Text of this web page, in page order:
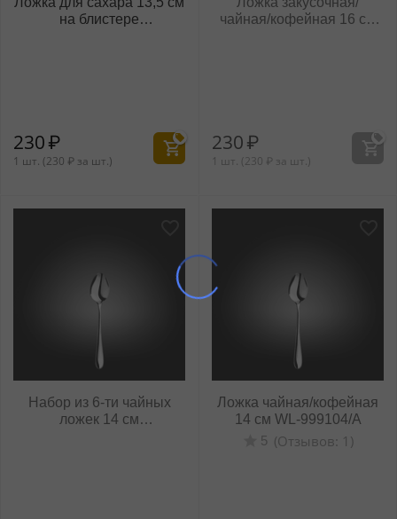
на блистере
230₽
1 шт. (230 ₽ за шт.)
чайная/кофейная 16 см
230₽
1 шт. (230 ₽ за шт.)
Набор из 6-ти чайных
ложек 14 см
Ложка чайная/кофейная
14 см WL‑999104/A
(Отзывов: 1)
5